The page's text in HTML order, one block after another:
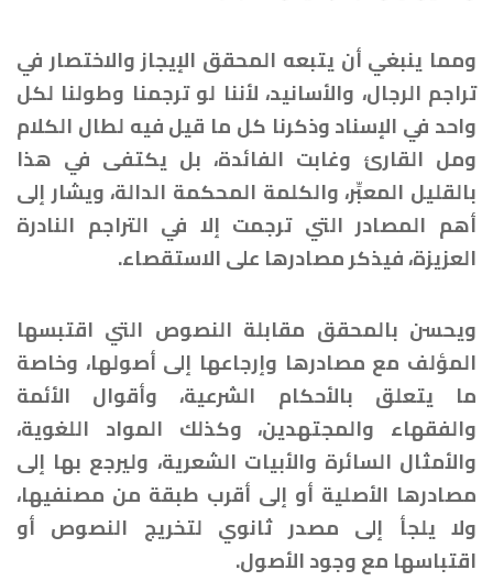
ومما ينبغي أن يتبعه المحقق الإيجاز والاختصار في
تراجم الرجال، والأسانيد، لأننا لو ترجمنا وطولنا لكل
واحد في الإسناد وذكرنا كل ما قيل فيه لطال الكلام
ومل القارئ وغابت الفائدة، بل يكتفى في هذا
بالقليل المعبِّر، والكلمة المحكمة الدالة، ويشار إلى
أهم المصادر التي ترجمت إلا في التراجم النادرة
العزيزة، فيذكر مصادرها على الاستقصاء.
ويحسن بالمحقق مقابلة النصوص التي اقتبسها
المؤلف مع مصادرها وإرجاعها إلى أصولها، وخاصة
ما يتعلق بالأحكام الشرعية، وأقوال الأئمة
والفقهاء والمجتهدين، وكذلك المواد اللغوية،
والأمثال السائرة والأبيات الشعرية، وليرجع بها إلى
مصادرها الأصلية أو إلى أقرب طبقة من مصنفيها،
ولا يلجأ إلى مصدر ثانوي لتخريج النصوص أو
اقتباسها مع وجود الأصول.